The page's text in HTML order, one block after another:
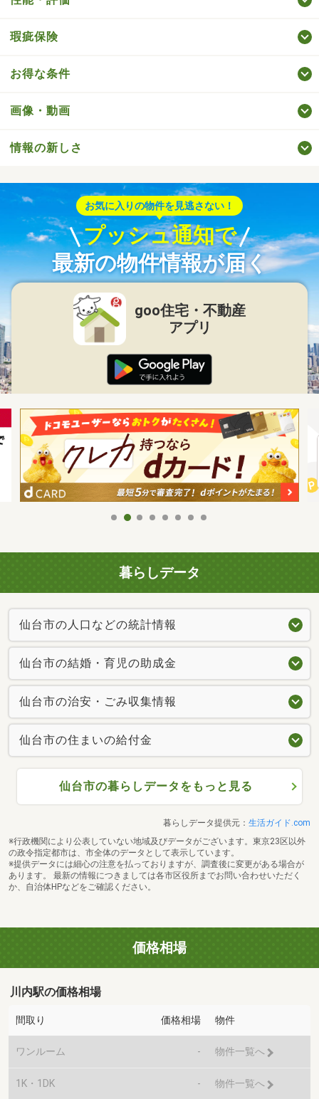
瑕疵保険
お得な条件
画像・動画
情報の新しさ
お気に入りの物件を見逃さない！
プッシュ通知で
最新の物件情報が届く
goo住宅・不動産
アプリ
暮らしデータ
仙台市の人口などの統計情報
仙台市の結婚・育児の助成金
仙台市の治安・ごみ収集情報
仙台市の住まいの給付金
仙台市の暮らしデータをもっと見る
暮らしデータ提供元： 生活ガイド.com
※行政機関により公表していない地域及びデータがございます。東京23区以外
の政令指定都市は、市全体のデータとして表示しています。
※提供データには細心の注意を払っておりますが、調査後に変更がある場合が
あります。 最新の情報につきましては各市区役所までお問い合わせいただく
か、自治体HPなどをご確認ください。
価格相場
川内駅の価格相場
間取り 価格相場 物件
ワンルーム - 物件一覧へ
1K・1DK - 物件一覧へ